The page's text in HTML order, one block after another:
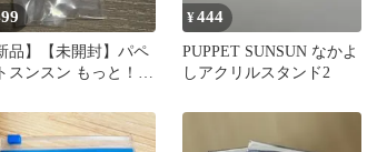
品】【未開封】パペ
スンスン もっと！ス
¥444
PUPPET SUNSUN なかよ
しアクリルスタンド2